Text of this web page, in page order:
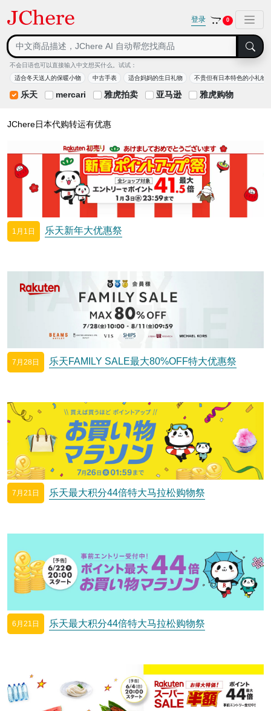
登录 0
不会日语也可以直接输入中文想买什么。试试：
适合冬天送人的保暖小物
中古手表 适合妈妈的生日礼物 不贵但有日本特色的小礼物
乐天 mercari 雅虎拍卖 亚马逊 雅虎购物
JChere日本代购转运有优惠
1月1日 乐天新年大优惠祭
7月28日 乐天FAMILY SALE最大80%OFF特大优惠祭
7月21日 乐天最大积分44倍特大马拉松购物祭
6月21日 乐天最大积分44倍特大马拉松购物祭